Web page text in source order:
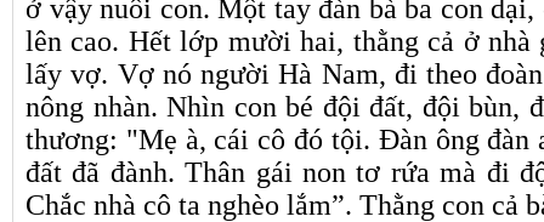
ở vậy nuôi con. Một tay đàn bà ba con dại,
lên cao. Hết lớp mười hai, thằng cả ở
lấy vợ. Vợ nó người Hà Nam, đi theo
nông nhàn. Nhìn con bé đội đất, đội bùn,
thương: "Mẹ à, cái cô đó tội. Đàn ông đàn
đất đã đành. Thân gái non tơ rứa mà đi
Chắc nhà cô ta nghèo lắm”. Thằng con cả